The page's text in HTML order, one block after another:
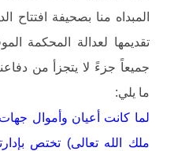
المبداه منا بصحيفة افتتاح
تقديمها لعدالة المحكمة
جميعاً جزءً لا يتجزأ من
ما يلي:
لما كانت أعيان وأموال
ملك الله تعالى) تختص